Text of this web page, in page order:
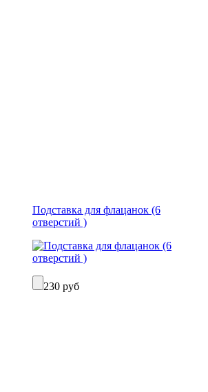
Подставка для флацанок (6
отверстий )
230 руб